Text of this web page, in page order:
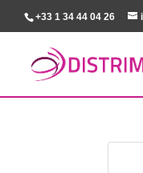
+33 1 34 44 04 26